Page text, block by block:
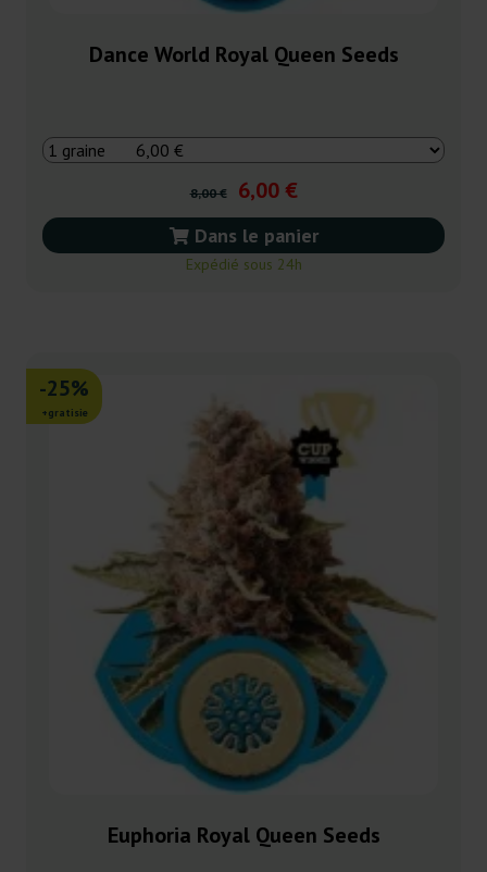
Dance World Royal Queen Seeds
8,00 € 6,00 €
Dans le panier
Expédié sous 24h
-25%
+gratisie
Euphoria Royal Queen Seeds